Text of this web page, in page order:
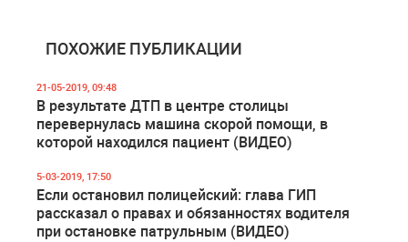
ПОХОЖИЕ ПУБЛИКАЦИИ
21-05-2019, 09:48
В результате ДТП в центре столицы
перевернулась машина скорой помощи, в
которой находился пациент (ВИДЕО)
5-03-2019, 17:50
Если остановил полицейский: глава ГИП
рассказал о правах и обязанностях водителя
при остановке патрульным (ВИДЕО)